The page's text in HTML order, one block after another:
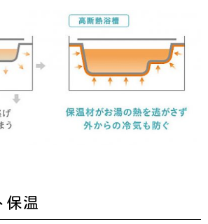
保温